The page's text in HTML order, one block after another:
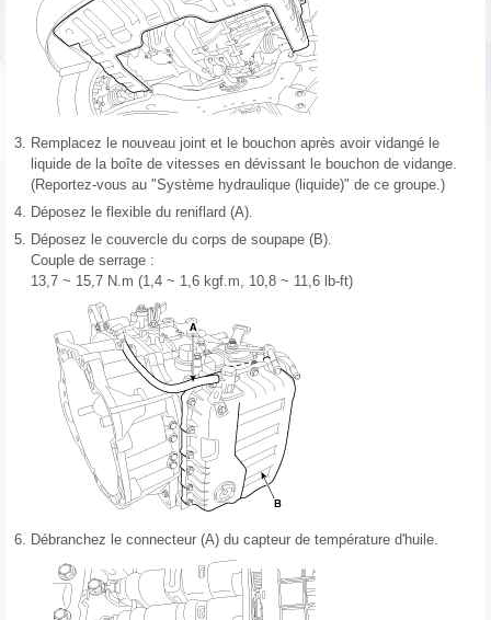
3. Remplacez le nouveau joint et le bouchon après avoir vidangé le
liquide de la boîte de vitesses en dévissant le bouchon de vidange.
(Reportez-vous au "Système hydraulique (liquide)" de ce groupe.)
4. Déposez le flexible du reniflard (A).
5. Déposez le couvercle du corps de soupape (B).
Couple de serrage :
13,7 ~ 15,7 N.m (1,4 ~ 1,6 kgf.m, 10,8 ~ 11,6 lb-ft)
6. Débranchez le connecteur (A) du capteur de température d'huile.